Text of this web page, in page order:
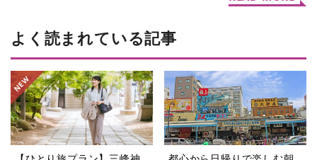
よく読まれている記事